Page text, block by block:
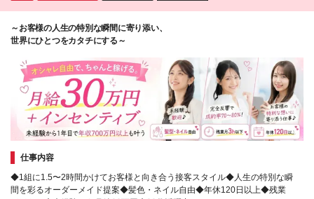
～お客様の人生の特別な瞬間に寄り添い、
世界にひとつをカタチにする～
仕事内容
◆1組に1.5〜2時間かけてお客様と向き合う接客スタイル◆人生の特別な瞬
間を彩るオーダーメイド提案◆髪色・ネイル自由◆年休120日以上◆残業